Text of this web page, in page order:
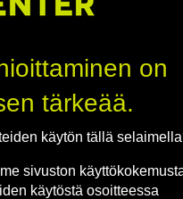
on
tärkeää.
käytön tällä
sivuston
käytöstä osoitteessa